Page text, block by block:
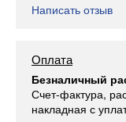
Написать отзыв
Оплата
Безналичный
Счет-фактура,
накладная с